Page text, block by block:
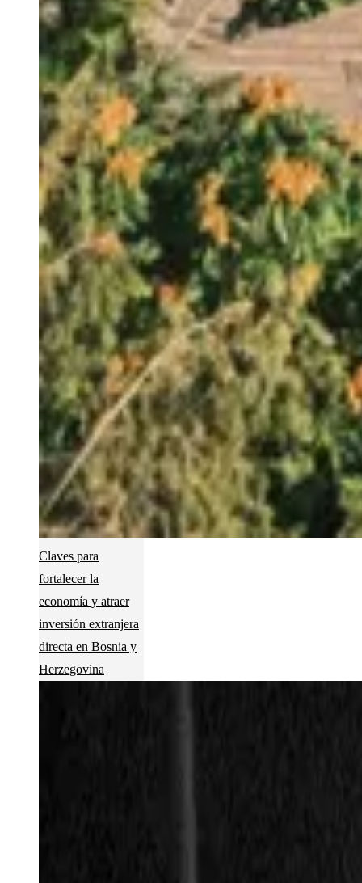
Claves para
fortalecer la
economía y atraer
inversión extranjera
directa en Bosnia y
Herzegovina